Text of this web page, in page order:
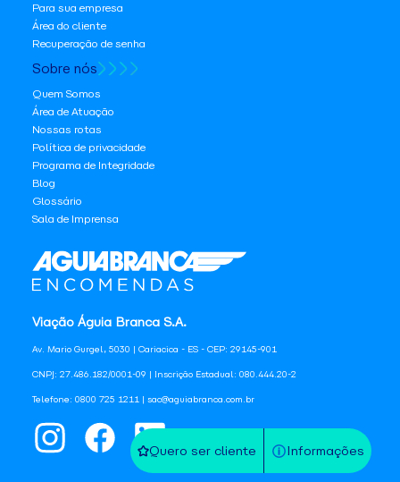
Quero ser cliente Informações
Viação Águia Branca S.A.
Av. Mario Gurgel, 5030 | Cariacica - ES - CEP: 29145-901
CNPJ: 27.486.182/0001-09 | Inscrição Estadual: 080.444.20-2
Telefone: 0800 725 1211 | sac@aguiabranca.com.br
Para sua empresa
Área do cliente
Recuperação de senha
Sobre nós
Quem Somos
Área de Atuação
Nossas rotas
Política de privacidade
Programa de Integridade
Blog
Glossário
Sala de Imprensa